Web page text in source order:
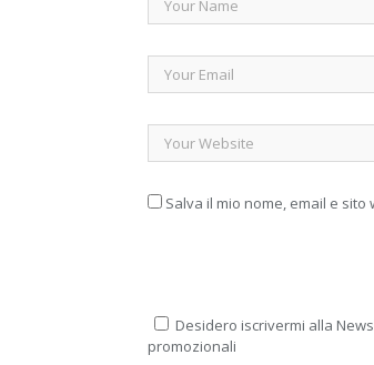
Salva il mio nome, email e
Desidero iscrivermi alla
promozionali